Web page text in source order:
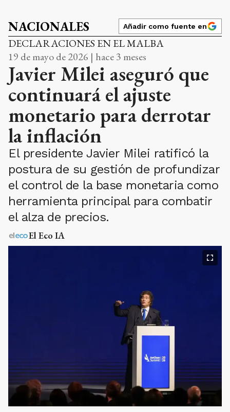
NACIONALES Añadir como fuente en
DECLARACIONES EN EL MALBA
19 de mayo de 2026 | hace 3 meses
Javier Milei aseguró que
continuará el ajuste
monetario para derrotar
la inflación
El presidente Javier Milei ratificó la
postura de su gestión de profundizar
el control de la base monetaria como
herramienta principal para combatir
el alza de precios.
El Eco IA